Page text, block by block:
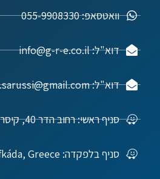
וואטסאפ: 055-9908330
דוא"ל: info@g-r-e.co.il
דוא"ל: idan.sarussi@gmail.com
סניף ראשי: רחוב הדר 40, קיסריה
סניף בלפקדה: Ioannou Mela 6 , Lefkáda, Greece